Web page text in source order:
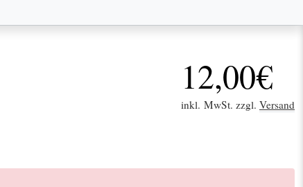
12,00€
inkl. MwSt. zzgl. Versand